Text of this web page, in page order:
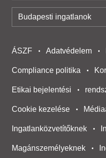
Budapesti ingatlanok
ÁSZF Adatvédelem
Compliance politika
Etikai bejelentési
Cookie kezelése
Ingatlanközvetítőknek
Magánszemélyeknek